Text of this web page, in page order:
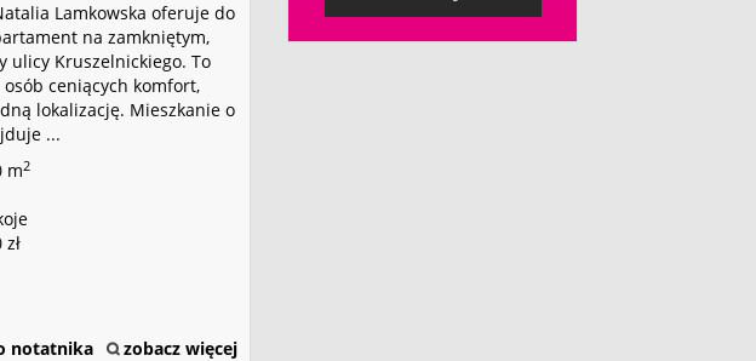
Lamkowska oferuje do
na zamkniętym,
ulicy Kruszelnickiego. To
ceniących komfort,
lokalizację. Mieszkanie o
...
m2
zł
notatnika zobacz więcej